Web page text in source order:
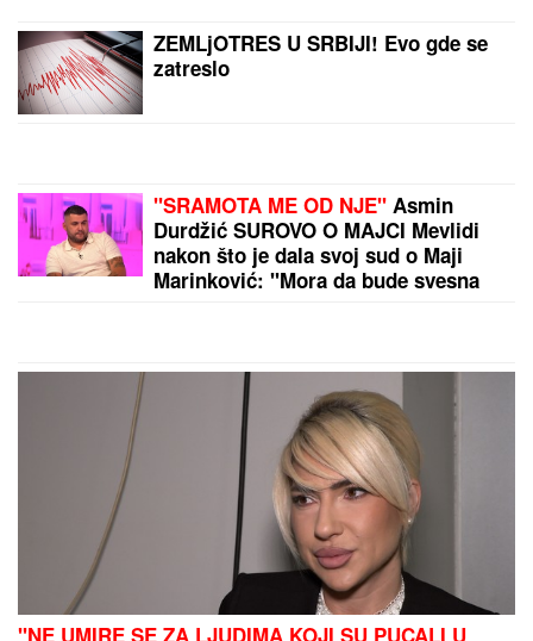
"HTEO SAM DA SE ZAMONAŠIM"
Dejan Stanković Kralj otkrio ko je
"PLAŠIM SE SMRTI"Pevačica (73) u
panici nakon smrti kolega: "Velika
sam kukavica, mužu ne smem ni da